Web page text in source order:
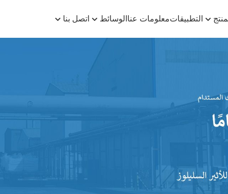
التطبيقاتمعلومات عناالوسائط اتصل بنا